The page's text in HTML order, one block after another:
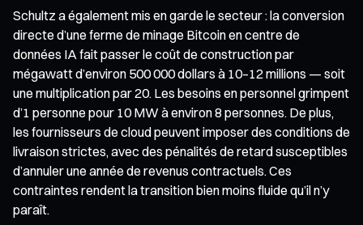
Schultz a également mis en garde le secteur : la conversion
directe d’une ferme de minage Bitcoin en centre de
données IA fait passer le coût de construction par
mégawatt d’environ 500 000 dollars à 10–12 millions — soit
une multiplication par 20. Les besoins en personnel grimpent
d’1 personne pour 10 MW à environ 8 personnes. De plus,
les fournisseurs de cloud peuvent imposer des conditions de
livraison strictes, avec des pénalités de retard susceptibles
d’annuler une année de revenus contractuels. Ces
contraintes rendent la transition bien moins fluide qu’il n’y
paraît.